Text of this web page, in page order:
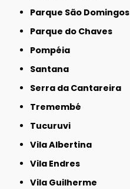
Parque São Domingos
Parque do Chaves
Pompéia
Santana
Serra da Cantareira
Tremembé
Tucuruvi
Vila Albertina
Vila Endres
Vila Guilherme